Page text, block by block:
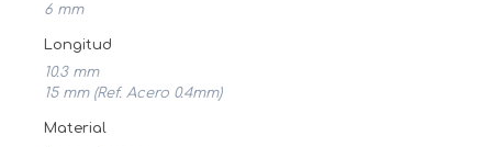
6 mm
Longitud
10.3 mm
15 mm (Ref. Acero 0.4mm)
Material